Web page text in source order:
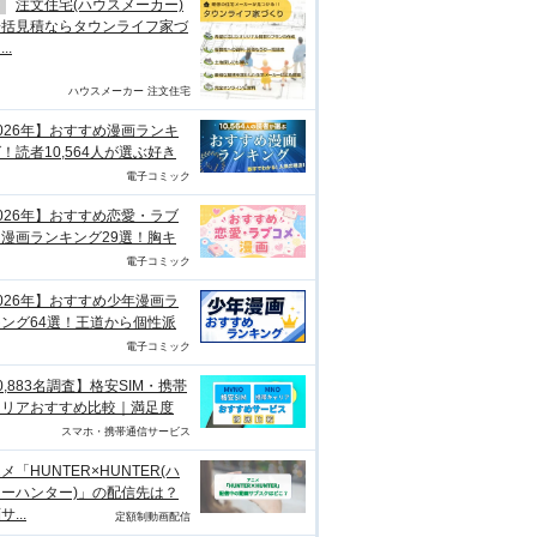
注文住宅(ハウスメーカー)
見積ならタウンライフ家づ
ハウスメーカー 注文住宅
年】おすすめ漫画ランキ
読者10,564人が選ぶ好き
電子コミック
年】おすすめ恋愛・ラブ
画ランキング29選！胸キ
電子コミック
年】おすすめ少年漫画ラ
グ64選！王道から個性派
電子コミック
名調査】格安SIM・携帯
アおすすめ比較｜満足度
スマホ・携帯通信サービス
「HUNTER×HUNTER(ハ
ハンター)」の配信先は？
...
定額制動画配信